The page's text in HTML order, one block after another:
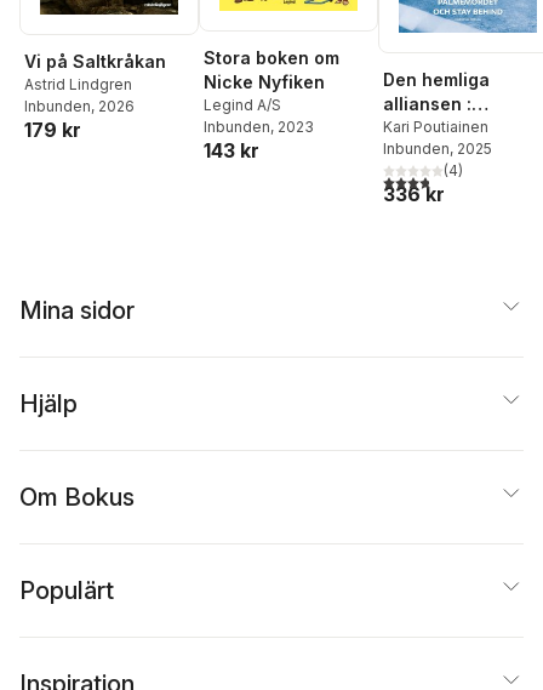
Vi på Saltkråkan
Astrid Lindgren
Inbunden, 2026
179 kr
Stora boken om
Nicke Nyfiken
Legind A/S
Inbunden, 2023
143 kr
Den hemliga
alliansen :
Palmemordet och
Stay behind
Kari Poutiainen
Inbunden, 2025
3,8utav 5 stjärnor.
(4)
336 kr
Mina sidor
Hjälp
Om Bokus
Populärt
Inspiration